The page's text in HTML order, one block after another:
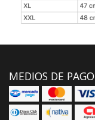
MEDIOS DE PAGO